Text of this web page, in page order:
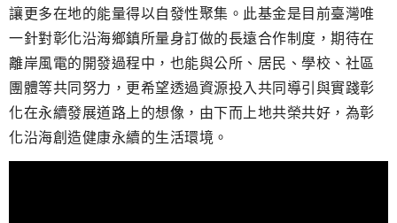
讓更多在地的能量得以自發性聚集。此基金是目前臺灣唯
一針對彰化沿海鄉鎮所量身訂做的長遠合作制度，期待在
離岸風電的開發過程中，也能與公所、居民、學校、社區
團體等共同努力，更希望透過資源投入共同導引與實踐彰
化在永續發展道路上的想像，由下而上地共榮共好，為彰
化沿海創造健康永續的生活環境。